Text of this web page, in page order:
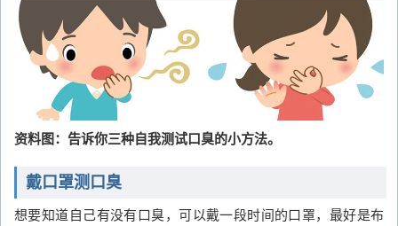
资料图：告诉你三种自我测试口臭的小方法。
戴口罩测口臭
想要知道自己有没有口臭，可以戴一段时间的口罩，最好是布